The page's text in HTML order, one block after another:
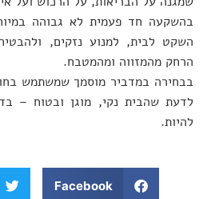
בהשקעה חד פעמית לא גבוהה
השקט לבית, למנוע נזקים,
הרחק מהמזווה ומהמטבח.
בבחירה במדביר מוסמך שמשתמש
לדעת שהבית נקי, מוגן ובטוח –
להיות.
Facebook